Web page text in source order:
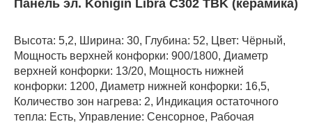
Панель эл. Konigin Libra C302 TBK (керамика)
Высота: 5,2, Ширина: 30, Глубина: 52, Цвет: Чёрный,
Мощность верхней конфорки: 900/1800, Диаметр
верхней конфорки: 13/20, Мощность нижней
конфорки: 1200, Диаметр нижней конфорки: 16,5,
Количество зон нагрева: 2, Индикация остаточного
тепла: Есть, Управление: Сенсорное, Рабочая